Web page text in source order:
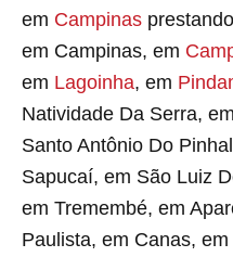
em Campinas
em Campinas, em
em Lagoinha, em
Natividade Da Serra,
Santo Antônio Do
Sapucaí, em São Luiz
em Tremembé, em
Paulista, em Canas,